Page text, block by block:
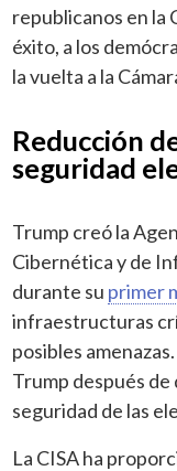
republicanos en la
éxito, a los
la vuelta a la
Reducción
seguridad
Trump creó la
Cibernética y de
durante su primer
infraestructuras
posibles
Trump después de
seguridad de las
La CISA ha